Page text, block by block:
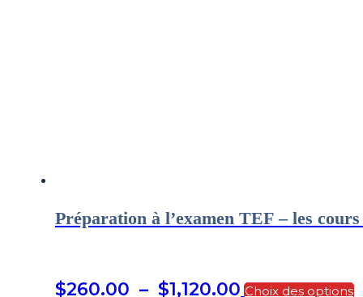
Préparation à l’examen TEF – les
$260.00 – $1,120.00Plage
Choix des options